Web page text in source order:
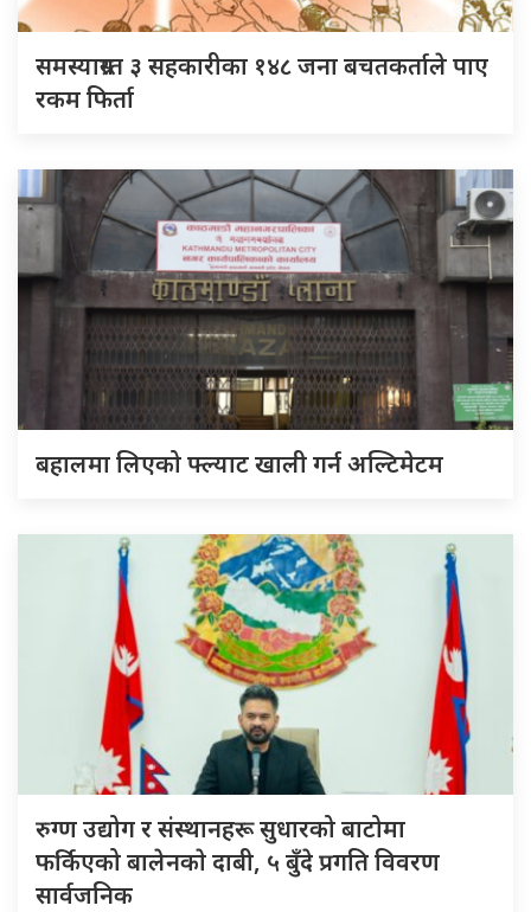
समस्याग्रस्त ३ सहकारीका १४८ जना बचतकर्ताले पाए
रकम फिर्ता
बहालमा लिएको फ्ल्याट खाली गर्न अल्टिमेटम
रुग्ण उद्योग र संस्थानहरू सुधारको बाटोमा
फर्किएको बालेनकाे दाबी, ५ बुँदे प्रगति विवरण
सार्वजनिक